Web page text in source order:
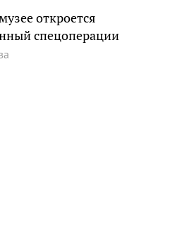
откроется
спецоперации